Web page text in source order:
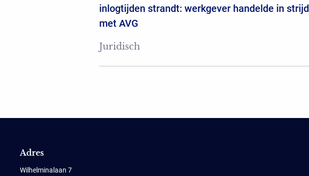
inlogtijden strandt: werkgever handelde in strijd
met AVG
Juridisch
Adres
Wilhelminalaan 7